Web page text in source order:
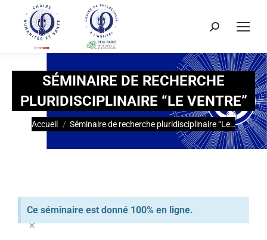
SÉMINAIRE DE RECHERCHE
PLURIDISCIPLINAIRE “LE VENTRE”
Vous êtes ici :
Accueil Séminaire de recherche pluridisciplinaire “Le…
Ce séminaire est donné 100% en ligne.
×